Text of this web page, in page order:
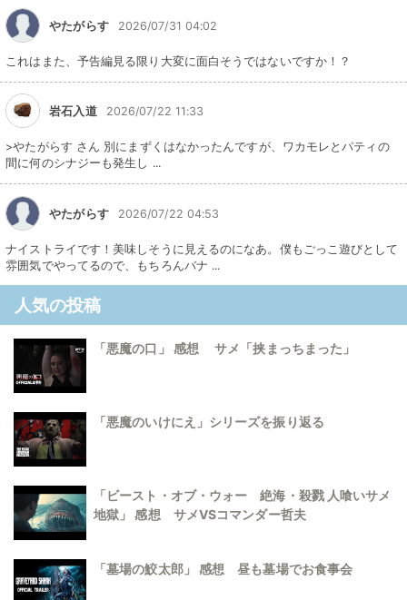
やたがらす 2026/07/31 04:02
これはまた、予告編見る限り大変に面白そうではないですか！？
岩石入道 2026/07/22 11:33
>やたがらす さん 別にまずくはなかったんですが、ワカモレとパティの
間に何のシナジーも発生し ...
やたがらす 2026/07/22 04:53
ナイストライです！美味しそうに見えるのになあ。僕もごっこ遊びとして
雰囲気でやってるので、もちろんバナ ...
人気の投稿
「悪魔の口」 感想 サメ「挟まっちまった」
「悪魔のいけにえ」シリーズを振り返る
「ビースト・オブ・ウォー 絶海・殺戮 人喰いサメ
地獄」 感想 サメVSコマンダー哲夫
「墓場の鮫太郎」 感想 昼も墓場でお食事会